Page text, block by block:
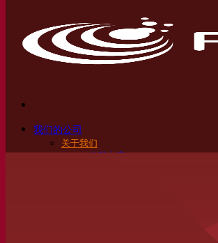
我们的公司
关于我们
发酵专家